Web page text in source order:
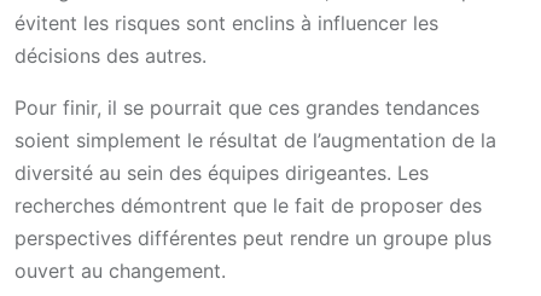
évitent les risques sont enclins à influencer les
décisions des autres.
Pour finir, il se pourrait que ces grandes tendances
soient simplement le résultat de l’augmentation de la
diversité au sein des équipes dirigeantes. Les
recherches démontrent que le fait de proposer des
perspectives différentes peut rendre un groupe plus
ouvert au changement.